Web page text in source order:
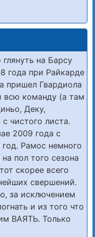
на Барсу
года при Райкарде
пришел Гвардиола
всю команду (а там
Деку,
чистого листа.
2009 года с
Рамос немного
пол того сезона
скорее всего
свершений.
за исключением
и из того что
ВАЯТЬ. Только